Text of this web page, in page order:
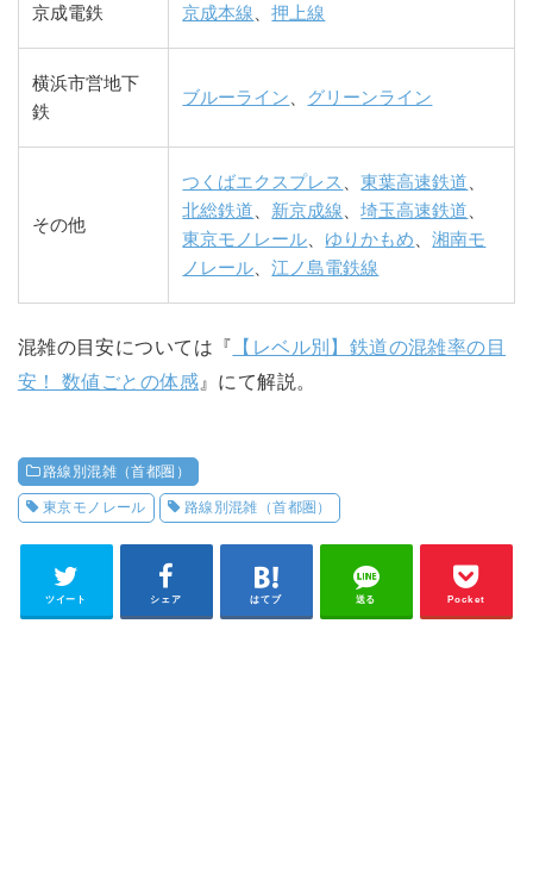
京成電鉄 京成本線 、押上線
横浜市営地下
鉄
ブルーライン グリーンライン
その他
つくばエクスプレス 、東葉高速鉄道
北総鉄道
新京成線 、埼玉高速鉄道
東京モノレール
ゆりかもめ 、湘南モ
ノレール 、江ノ島電鉄線
混雑の目安については『 【レベル別】鉄道の混雑率の目
安！ 数値ごとの体感』にて解説。
路線別混雑（首都圏）
東京モノレール 路線別混雑（首都圏）
ツイート シェア はてブ 送る Pocket